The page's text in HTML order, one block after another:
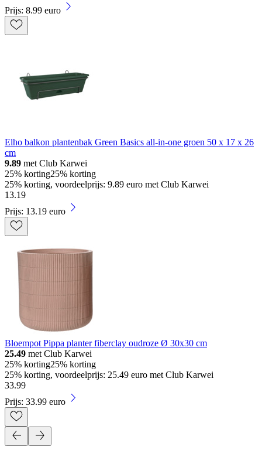
Prijs: 8.99 euro
Elho balkon plantenbak Green Basics all-in-one groen 50 x 17 x 26
cm
9.89 met Club Karwei
25% korting25% korting
25% korting, voordeelprijs: 9.89 euro met Club Karwei
13.19
Prijs: 13.19 euro
Bloempot Pippa planter fiberclay oudroze Ø 30x30 cm
25.49 met Club Karwei
25% korting25% korting
25% korting, voordeelprijs: 25.49 euro met Club Karwei
33.99
Prijs: 33.99 euro